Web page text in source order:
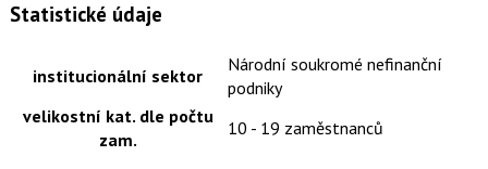
Statistické údaje
institucionální sektor
Národní soukromé nefinanční
podniky
velikostní kat. dle počtu
zam.
10 - 19 zaměstnanců